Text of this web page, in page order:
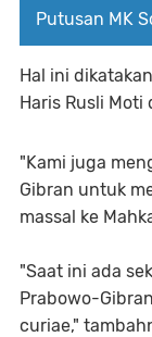
Putusan MK
Hal ini
Haris Rusli
"Kami juga
Gibran untuk
massal ke
"Saat ini ada
Prabowo-
curiae,"